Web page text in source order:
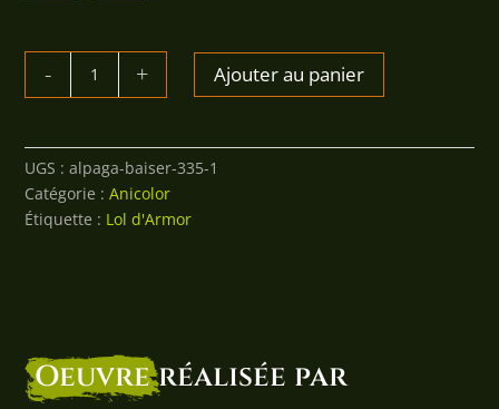
QUANTITÉ
Ajouter au panier
UGS :alpaga-baiser-335-1
Catégorie :Anicolor
Étiquette : Lol d'Armor
Oeuvreréalisée par